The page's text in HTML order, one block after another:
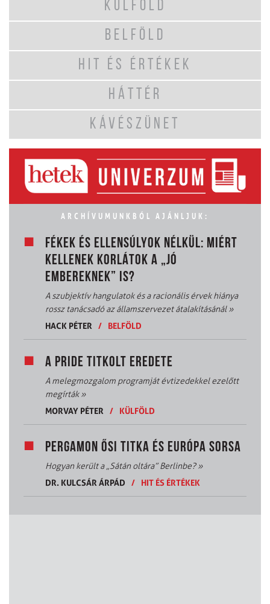
KÜLFÖLD
BELFÖLD
HIT ÉS ÉRTÉKEK
HÁTTÉR
KÁVÉSZÜNET
ARCHÍVUMUNKBÓL AJÁNLJUK:
FÉKEK ÉS ELLENSÚLYOK NÉLKÜL: MIÉRT
KELLENEK KORLÁTOK A „JÓ
EMBEREKNEK” IS?
A szubjektív hangulatok és a racionális érvek hiánya
rossz tanácsadó az államszervezet átalakításánál»
HACK PÉTER
/ BELFÖLD
A PRIDE TITKOLT EREDETE
A melegmozgalom programját évtizedekkel ezelőtt
megírták»
MORVAY PÉTER
/ KÜLFÖLD
PERGAMON ŐSI TITKA ÉS EURÓPA SORSA
Hogyan került a „Sátán oltára” Berlinbe?»
DR. KULCSÁR ÁRPÁD
/ HIT ÉS ÉRTÉKEK